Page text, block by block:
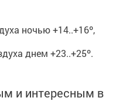
ночью +14..+16º,
днем +23..+25º.
и интересным в